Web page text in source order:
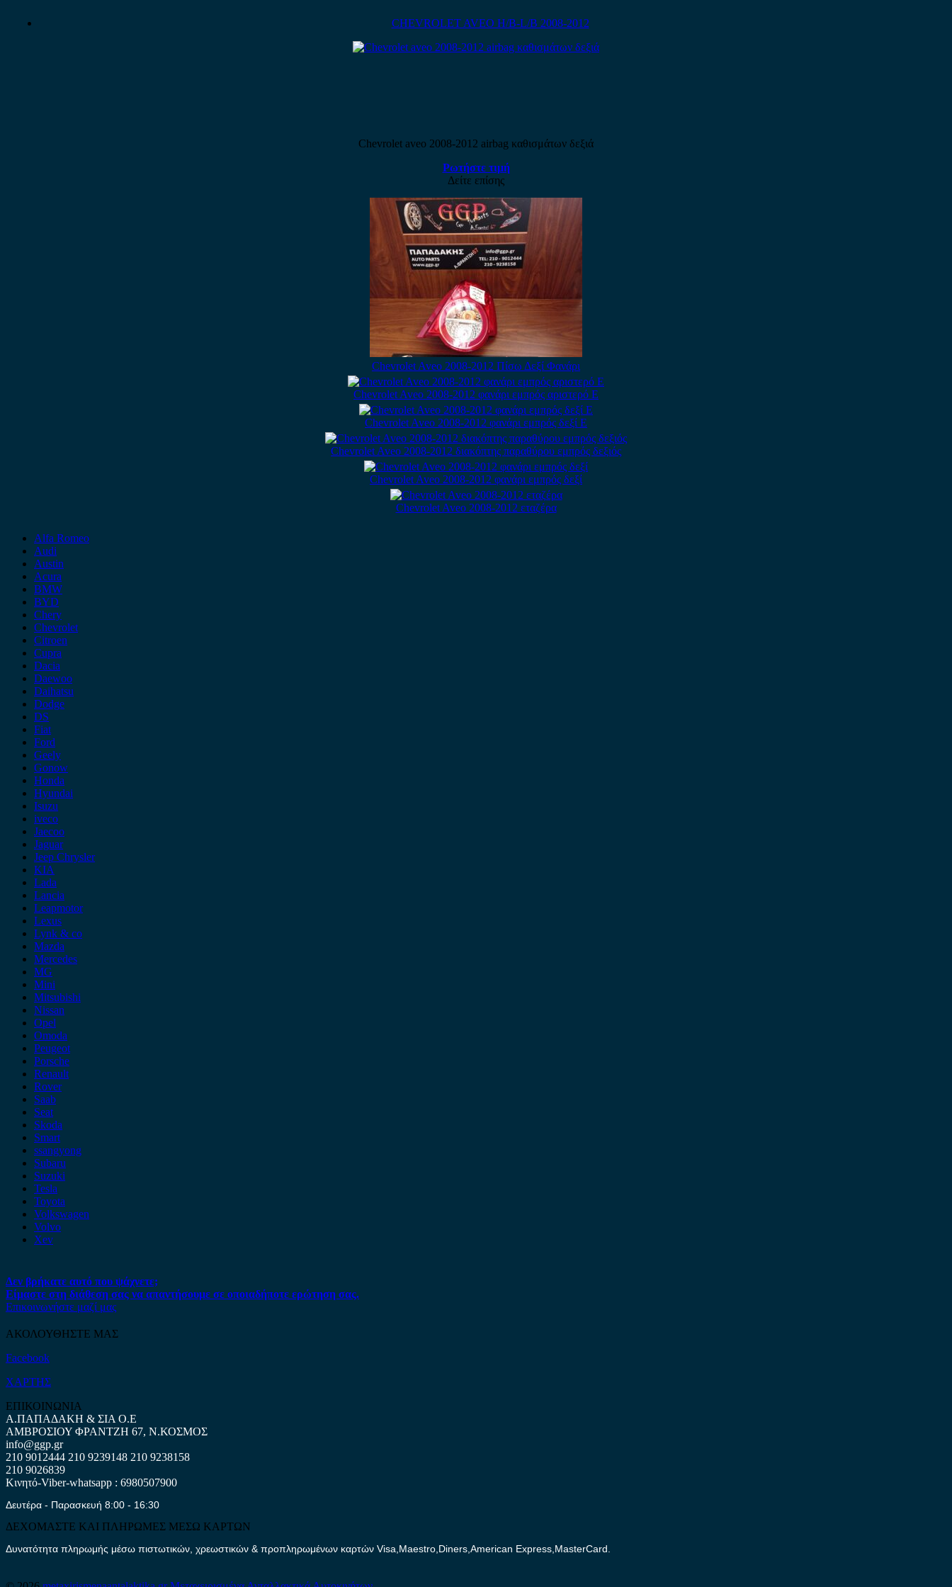
CHEVROLET AVEO H/B-L/B 2008-2012
Chevrolet aveo 2008-2012 airbag καθισμάτων δεξιά
Ρωτήστε τιμή
Δείτε επίσης
Chevrolet Aveo 2008-2012 Πίσω Δεξί Φανάρι
Chevrolet Aveo 2008-2012 φανάρι εμπρός αριστερό E
Chevrolet Aveo 2008-2012 φανάρι εμπρός δεξί E
Chevrolet Aveo 2008-2012 διακόπτης παραθύρου εμπρός δεξιός
Chevrolet Aveo 2008-2012 φανάρι εμπρός δεξί
Chevrolet Aveo 2008-2012 εταζέρα
Alfa Romeo
Audi
Austin
Acura
BMW
BYD
Chery
Chevrolet
Citroen
Cupra
Dacia
Daewoo
Daihatsu
Dodge
DS
Fiat
Ford
Geely
Gonow
Honda
Hyundai
Isuzu
iveco
Jaecoo
Jaguar
Jeep Chrysler
KIA
Lada
Lancia
Leapmotor
Lexus
Lynk & co
Mazda
Mercedes
MG
Mini
Mitsubishi
Nissan
Opel
Omoda
Peugeot
Porsche
Renault
Rover
Saab
Seat
Skoda
Smart
ssangyong
Subaru
Suzuki
Tesla
Toyota
Volkswagen
Volvo
Xev
Δεν βρήκατε αυτό που ψάχνετε;
Είμαστε στη διάθεση σας να απαντήσουμε σε οποιαδήποτε ερώτηση σας.
Επικοινωνήστε μαζί μας
ΑΚΟΛΟΥΘΗΣΤΕ ΜΑΣ
Facebook
ΧΑΡΤΗΣ
ΕΠΙΚΟΙΝΩΝΙΑ
Α.ΠΑΠΑΔΑΚΗ & ΣΙΑ Ο.Ε
ΑΜΒΡΟΣΙΟΥ ΦΡΑΝΤΖΗ 67, Ν.ΚΟΣΜΟΣ
info@ggp.gr
210 9012444 210 9239148 210 9238158
210 9026839
Κινητό-Viber-whatsapp : 6980507900
Δευτέρα - Παρασκευή 8:00 - 16:30
ΔΕΧΟΜΑΣΤΕ ΚΑΙ ΠΛΗΡΩΜΕΣ ΜΕΣΩ ΚΑΡΤΩΝ
Δυνατότητα πληρωμής μέσω πιστωτικών, χρεωστικών & προπληρωμένων καρτών Visa,Maestro,Diners,American Express,MasterCard.